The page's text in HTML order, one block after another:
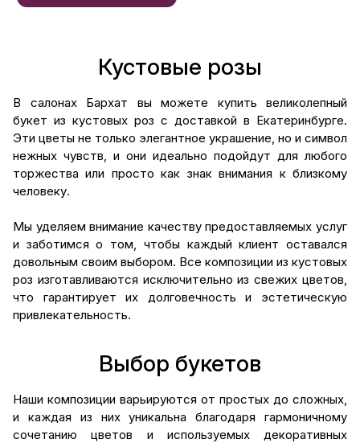
Кустовые розы
В салонах Бархат вы можете купить великолепный
букет из кустовых роз с доставкой в Екатеринбурге.
Эти цветы не только элегантное украшение, но и символ
нежных чувств, и они идеально подойдут для любого
торжества или просто как знак внимания к близкому
человеку.
Мы уделяем внимание качеству предоставляемых услуг
и заботимся о том, чтобы каждый клиент оставался
довольным своим выбором. Все композиции из кустовых
роз изготавливаются исключительно из свежих цветов,
что гарантирует их долговечность и эстетическую
привлекательность.
Выбор букетов
Наши композиции варьируются от простых до сложных,
и каждая из них уникальна благодаря гармоничному
сочетанию цветов и используемых декоративных